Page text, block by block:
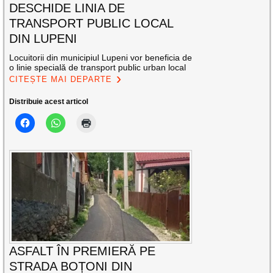
DESCHIDE LINIA DE
TRANSPORT PUBLIC LOCAL
DIN LUPENI
Locuitorii din municipiul Lupeni vor beneficia de
o linie specială de transport public urban local
CITEȘTE MAI DEPARTE
Distribuie acest articol
ASFALT ÎN PREMIERĂ PE
STRADA BOȚONI DIN